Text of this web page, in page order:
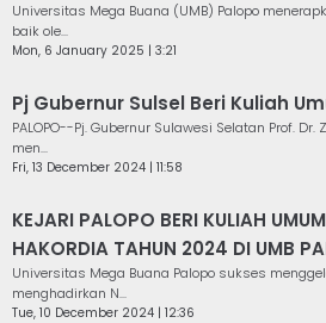
Universitas Mega Buana (UMB) Palopo
baik ole...
Mon, 6 January 2025 | 3:21
Pj Gubernur Sulsel Beri Kuliah
PALOPO--Pj. Gubernur Sulawesi Selatan Prof. Dr.
men...
Fri, 13 December 2024 | 11:58
KEJARI PALOPO BERI KULIAH
HAKORDIA TAHUN 2024 DI UMB
Universitas Mega Buana Palopo sukses
menghadirkan N...
Tue, 10 December 2024 | 12:36